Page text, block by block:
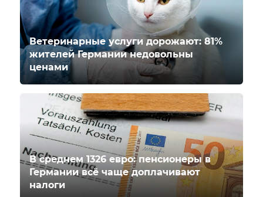
Ветеринарные услуги дорожают: 81%
жителей Германии недовольны
ценами
В среднем 1326 евро: пенсионеры в
Германии всё чаще доплачивают
налоги